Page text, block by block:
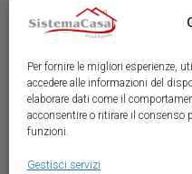
Per fornire le migliori esperienze,
accedere alle informazioni del
elaborare dati come il
acconsentire o ritirare il consenso
funzioni.
Gestisci servizi
Pomezia
Ardea
Calvi dell'Umbria
Fiano Romano